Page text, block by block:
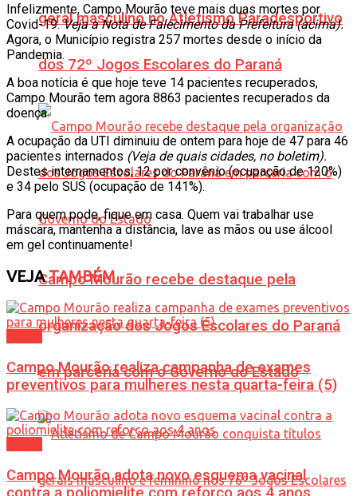
geral masculino no Atletismo Paradesportivo
dos 72º Jogos Escolares do Paraná
Campo Mourão recebe destaque pela
organização dos Jogos Escolares do Paraná
em parceria com o Governo do Estado
Infelizmente, Campo Mourão teve mais duas mortes por
Covid-19.Veja a Nota de Falecimento da Prefeitura (acima).
Agora, o Município registra 257 mortes desde o início da
Pandemia.
A boa notícia é que hoje teve 14 pacientes recuperados,
Campo Mourão tem agora 8863 pacientes recuperados da
doença.
A ocupação da UTI diminuiu de ontem para hoje de 47 para 46
pacientes internados (Veja de quais cidades, no boletim).
Destes internamentos, 12 por convênio (ocupação de 120%)
e 34 pelo SUS (ocupação de 141%).
Para quem pode, fique em casa. Quem vai trabalhar use
máscara, mantenha a distância, lave as mãos ou use álcool
em gel continuamente!
VEJATAMBÉM
Campo Mourão realiza campanha de exames
preventivos para mulheres nesta quarta-feira (5)
Campo Mourão adota novo esquema vacinal